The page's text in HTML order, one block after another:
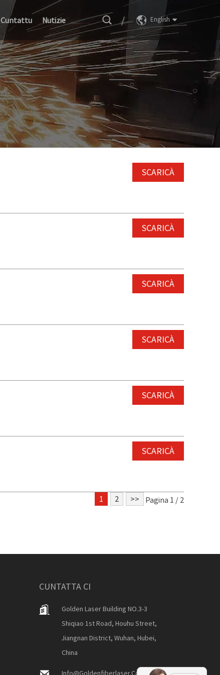
Cuntattu Nutizie / English
SCARICÀ
SCARICÀ
SCARICÀ
SCARICÀ
SCARICÀ
SCARICÀ
1 2 >> Pagina 1 / 2
CUNTATTA CI
Golden Laser Building NO.3-3
Shiqiao 1st Road, Houhu Street,
Jiangnan District, Wuhan, Hubei,
China
Info@goldenfiberlaser.com